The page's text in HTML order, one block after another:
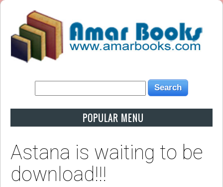
POPULAR MENU
Astana is waiting to be
download!!!